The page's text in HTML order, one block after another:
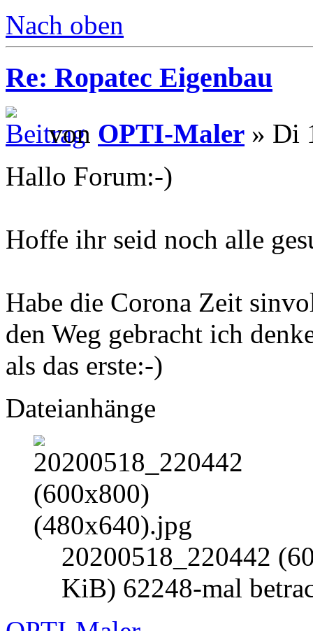
Nach oben
Re: Ropatec Eigenbau
von OPTI-Maler » Di
Hallo Forum:-)
Hoffe ihr seid noch alle
Habe die Corona Zeit
den Weg gebracht ich
als das erste:-)
Dateianhänge
20200518_220442
KiB) 62248-mal